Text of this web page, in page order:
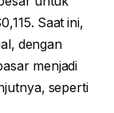
Saat ini,
dengan
menjadi
seperti